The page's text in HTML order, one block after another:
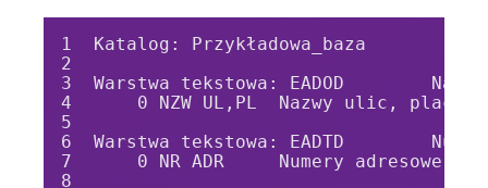
Katalog: Przykładowa_baza
Warstwa tekstowa: EADOD
0 NZW UL,PL  Nazwy ulic, placów,
Warstwa tekstowa: EADTD
0 NR ADR     Numery adresowe